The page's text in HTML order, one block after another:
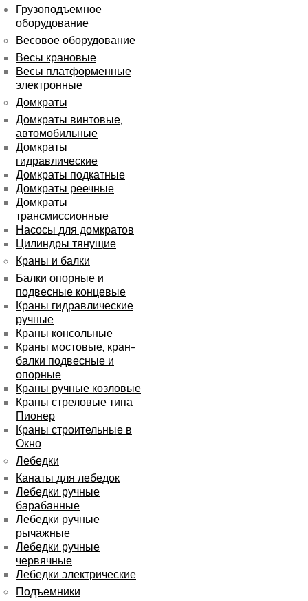
Грузоподъемное
оборудование
Весовое оборудование
Весы крановые
Весы платформенные
электронные
Домкраты
Домкраты винтовые,
автомобильные
Домкраты
гидравлические
Домкраты подкатные
Домкраты реечные
Домкраты
трансмиссионные
Насосы для домкратов
Цилиндры тянущие
Краны и балки
Балки опорные и
подвесные концевые
Краны гидравлические
ручные
Краны консольные
Краны мостовые, кран-
балки подвесные и
опорные
Краны ручные козловые
Краны стреловые типа
Пионер
Краны строительные в
Окно
Лебедки
Канаты для лебедок
Лебедки ручные
барабанные
Лебедки ручные
рычажные
Лебедки ручные
червячные
Лебедки электрические
Подъемники